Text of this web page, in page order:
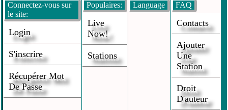
Connectez-vous sur
le site:
Login
S'inscrire
Récupérer Mot
De Passe
Populaires:
Live
Now!
Stations
Language FAQ
Contacts
Ajouter
Une
Station
Droit
D'auteur